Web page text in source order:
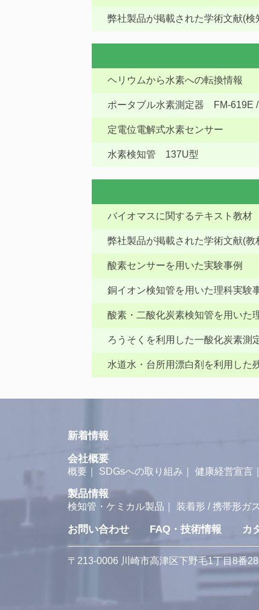
弊社製品が掲載された学術文献(検
ヘリウムから水素への転換情報
ポータブル水素測定器 FM-619E
定電位電解式水素センサー
水素検知管 137U型
バイオマスに関するテキスト教材
弊社製品が掲載された学術文献(教
酸素センサーを用いた実験事例
銅イオン検知管を用いた理科実験
酸素・二酸化炭素検知管を用いた
ろうそくを利用した一酸化炭素測
水道水・台所用漂白剤を利用した
新着情報
会社概要
概要 SDGsへの取り組み 健康経営宣言
製品情報
検知管・ケミカル製品 装着形 / 携帯形ガ
お問い合わせ FAQ・技術情報 カ
〒213-0006 川崎市高津区下野毛1丁目8番